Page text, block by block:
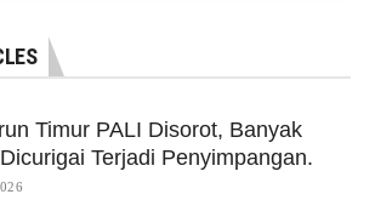
Timur PALI Disorot, Banyak
Terjadi Penyimpangan.